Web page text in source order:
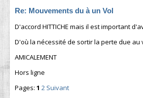
Re: Mouvements du à un Vol
D'accord HITTICHE mais il est important
D'où la nécessité de sortir la perte due
AMICALEMENT
Hors ligne
Pages: 1 2 Suivant